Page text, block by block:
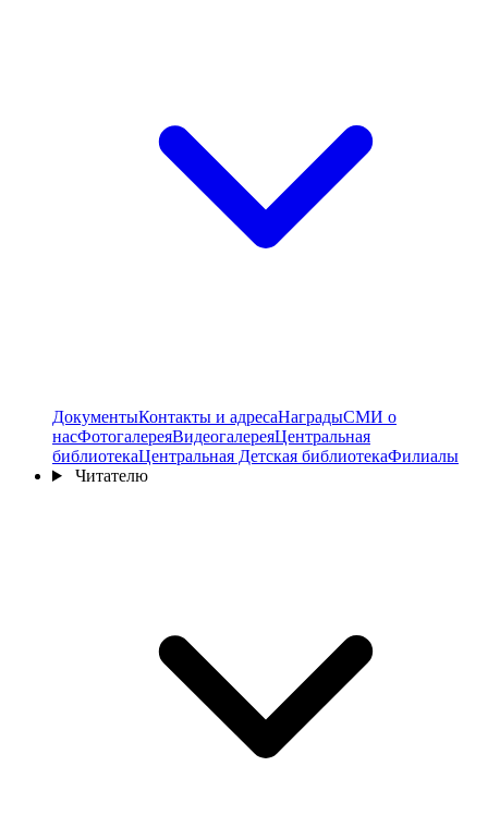
ДокументыКонтакты и адресаНаградыСМИ о
насФотогалереяВидеогалереяЦентральная
библиотекаЦентральная Детская библиотекаФилиалы
Читателю